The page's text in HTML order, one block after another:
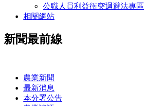
公職人員利益衝突迴避法專區
相關網站
新聞最前線
農業新聞
最新消息
本分署公告